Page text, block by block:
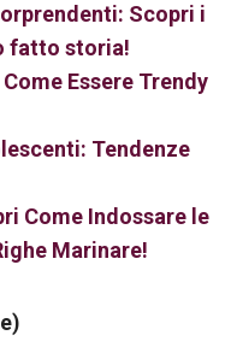
Scopri i
fatto storia!
Essere Trendy
Tendenze
Come Indossare le
Marinare!